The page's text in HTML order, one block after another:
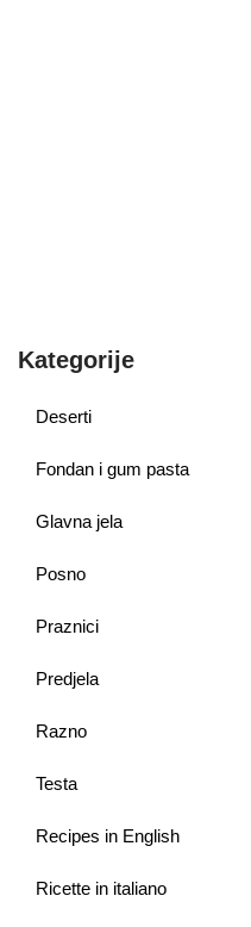
Kategorije
Deserti
Fondan i gum pasta
Glavna jela
Posno
Praznici
Predjela
Razno
Testa
Recipes in English
Ricette in italiano